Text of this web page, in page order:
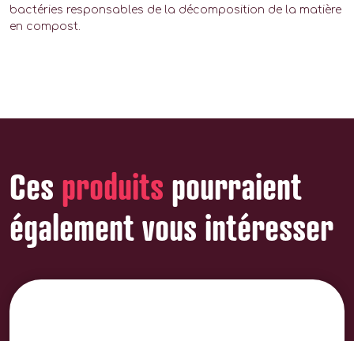
bactéries responsables de la décomposition de la matière
en compost.
Ces produits pourraient
également vous intéresser